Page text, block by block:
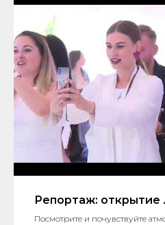
Репортаж: открытие
Посмотрите и почувствуйте